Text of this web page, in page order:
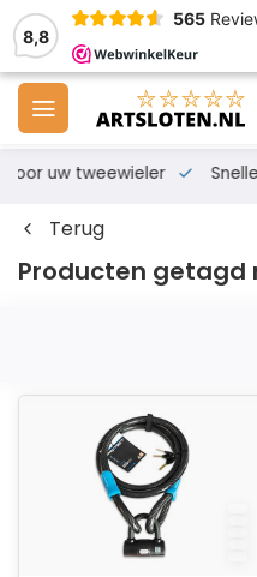
8,8
565
voor uw tweewieler
Terug
Producten getagd